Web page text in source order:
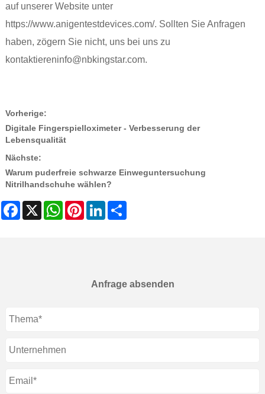
auf unserer Website unter
https://www.anigentestdevices.com/. Sollten Sie Anfragen
haben, zögern Sie nicht, uns bei uns zu
kontaktiereninfo@nbkingstar.com.
Vorherige:
Digitale Fingerspielloximeter - Verbesserung der
Lebensqualität
Nächste:
Warum puderfreie schwarze Einweguntersuchung
Nitrilhandschuhe wählen?
Facebook
X WhatsAppPinterestLinkedIn
Anfrage absenden